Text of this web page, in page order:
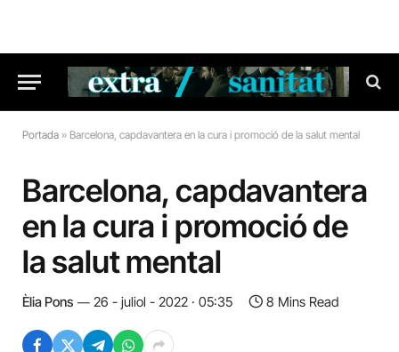
Portada » Barcelona, capdavantera en la cura i promoció de la salut mental
Barcelona, capdavantera
en la cura i promoció de
la salut mental
Èlia Pons 26 - juliol - 2022 · 05:35 8 Mins Read